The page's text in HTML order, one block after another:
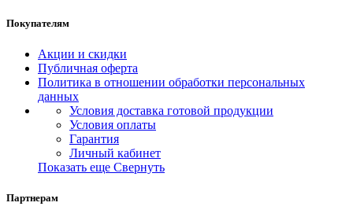
Покупателям
Акции и скидки
Публичная оферта
Политика в отношении обработки персональных
данных
Условия доставка готовой продукции
Условия оплаты
Гарантия
Личный кабинет
Показать еще Свернуть
Партнерам